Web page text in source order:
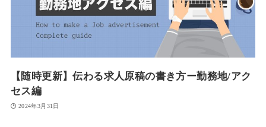
【随時更新】伝わる求人原稿の書き方ー勤務地/アク
セス編
2024年3月31日